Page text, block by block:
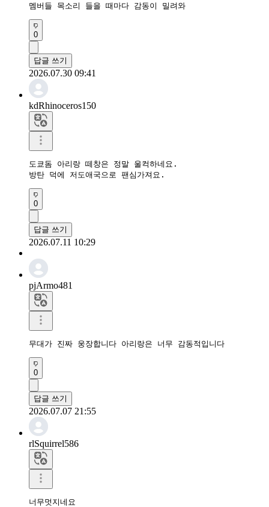
멤버들 목소리 들을 때마다 감동이 밀려와
0
답글 쓰기
2026.07.30 09:41
kdRhinoceros150
도쿄돔 아리랑 떼창은 정말 울컥하네요.
방탄 덕에 저도애국으로 팬심가져요.
0
답글 쓰기
2026.07.11 10:29
pjArmo481
무대가 진짜 웅장합니다 아리랑은 너무 감동적입니다
0
답글 쓰기
2026.07.07 21:55
rlSquirrel586
너무멋지네요